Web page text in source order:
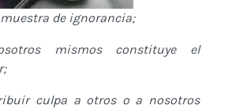
de ignorancia;
mismos constituye el
culpa a otros o a nosotros